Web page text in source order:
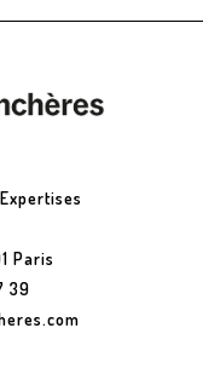
Paris
39